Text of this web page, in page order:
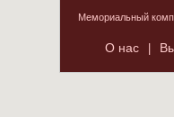
Мемориальный
О нас